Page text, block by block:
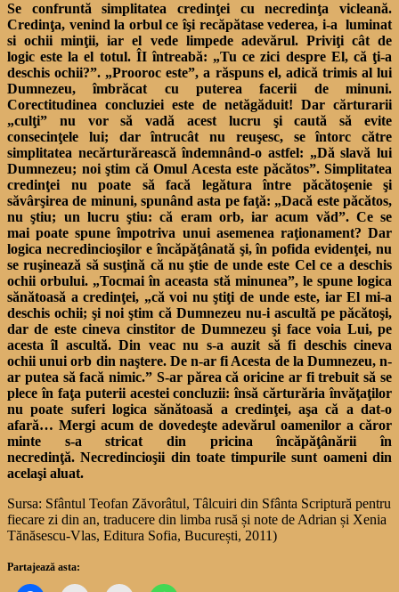
Se confruntă simplitatea credinţei cu necredinţa vicleană.
Credinţa, venind la orbul ce îşi recăpătase vederea, i-a luminat
si ochii minţii, iar el vede limpede adevărul. Priviţi cât de
logic este la el totul. ÎI întreabă: „Tu ce zici despre El, că ţi-a
deschis ochii?”. „Prooroc este”, a răspuns el, adică trimis al lui
Dumnezeu, îmbrăcat cu puterea facerii de minuni.
Corectitudinea concluziei este de netăgăduit! Dar cărturarii
„culţi” nu vor să vadă acest lucru şi caută să evite
consecinţele lui; dar întrucât nu reuşesc, se întorc către
simplitatea necărturărească îndemnând-o astfel: „Dă slavă lui
Dumnezeu; noi ştim că Omul Acesta este păcătos”. Simplitatea
credinţei nu poate să facă legătura între păcătoşenie şi
săvârşirea de minuni, spunând asta pe faţă: „Dacă este păcătos,
nu ştiu; un lucru ştiu: că eram orb, iar acum văd”. Ce se
mai poate spune împotriva unui asemenea raţionament? Dar
logica necredincioşilor e încăpăţânată şi, în pofida evidenţei, nu
se ruşinează să susţină că nu ştie de unde este Cel ce a deschis
ochii orbului. „Tocmai în aceasta stă minunea”, le spune logica
sănătoasă a credinţei, „că voi nu ştiţi de unde este, iar El mi-a
deschis ochii; şi noi ştim că Dumnezeu nu-i ascultă pe păcătoşi,
dar de este cineva cinstitor de Dumnezeu şi face voia Lui, pe
acesta îl ascultă. Din veac nu s-a auzit să fi deschis cineva
ochii unui orb din naştere. De n-ar fi Acesta de la Dumnezeu, n-
ar putea să facă nimic.” S-ar părea că oricine ar fi trebuit să se
plece în faţa puterii acestei concluzii: însă cărturăria învăţaţilor
nu poate suferi logica sănătoasă a credinţei, aşa că a dat-o
afară… Mergi acum de dovedeşte adevărul oamenilor a căror
minte s-a stricat din pricina încăpăţânării în
necredinţă. Necredincioşii din toate timpurile sunt oameni din
acelaşi aluat.
Sursa: Sfântul Teofan Zăvorâtul, Tâlcuiri din Sfânta Scriptură pentru
fiecare zi din an, traducere din limba rusă și note de Adrian și Xenia
Tănăsescu-Vlas, Editura Sofia, București, 2011)
Partajează asta: